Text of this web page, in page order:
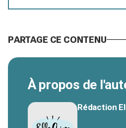
PARTAGE CE CONTENU
À propos de
Rédaction